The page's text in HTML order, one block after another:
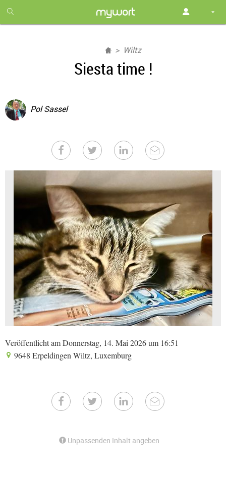
month
free
Wiltz
Siesta time !
Pol Sassel
Veröffentlicht am Donnerstag, 14. Mai 2026 um 16:51
9648 Erpeldingen Wiltz, Luxemburg
Unpassenden Inhalt angeben